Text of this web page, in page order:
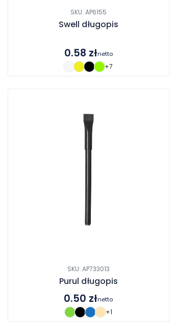
SKU: AP6155
Swell długopis
0.58 złnetto
+7
SKU: AP733013
Purul długopis
0.50 złnetto
+1